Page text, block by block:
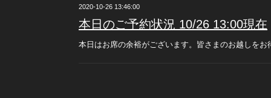
2020-10-26 13:46:00
本日のご予約状況 10/26 13:00現在
本日はお席の余裕がございます。皆さまのお越しをお